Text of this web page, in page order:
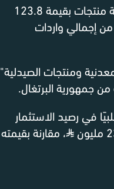
في أبريل 2026، استوردت المملكة العربية السعودية منتجات بقيمة 123.8
البرتغال، وهو ما يمثل 0.2% من إجمالي واردات
معدنية ومنتجات الصيدلية"
من جمهورية البرتغال.
سلبيًا في رصيد الاستثمار
⃁، مقارنة بقيمته